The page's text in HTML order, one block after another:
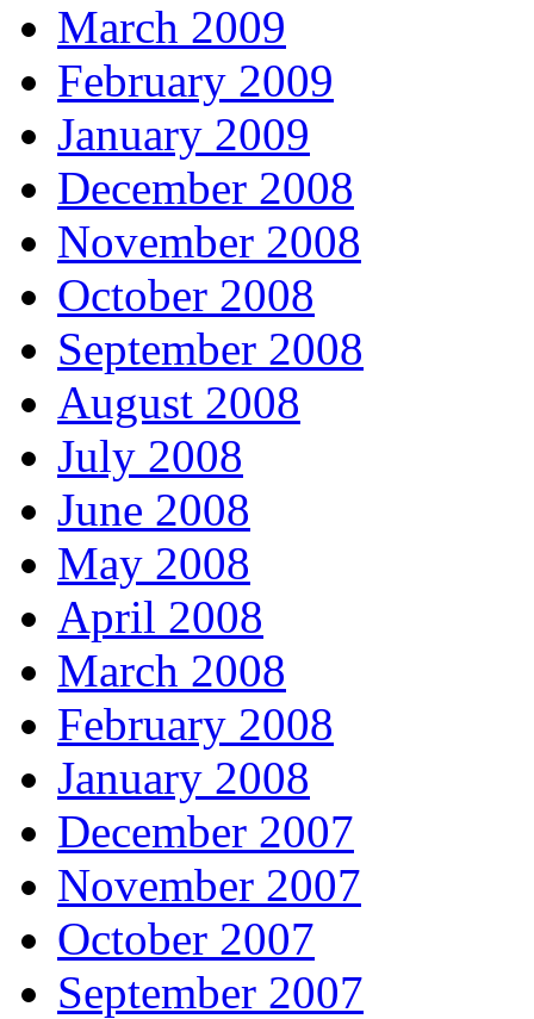
March 2009
February 2009
January 2009
December 2008
November 2008
October 2008
September 2008
August 2008
July 2008
June 2008
May 2008
April 2008
March 2008
February 2008
January 2008
December 2007
November 2007
October 2007
September 2007